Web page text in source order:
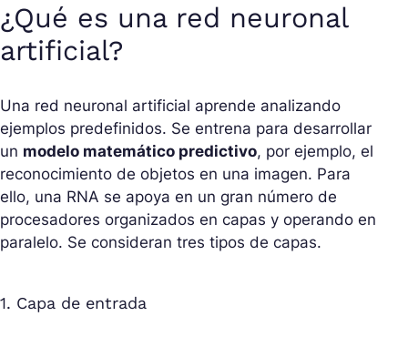
¿Qué es una red neuronal
artificial?
Una red neuronal artificial aprende analizando
ejemplos predefinidos. Se entrena para desarrollar
un modelo matemático predictivo, por ejemplo, el
reconocimiento de objetos en una imagen. Para
ello, una RNA se apoya en un gran número de
procesadores organizados en capas y operando en
paralelo. Se consideran tres tipos de capas.
1. Capa de entrada